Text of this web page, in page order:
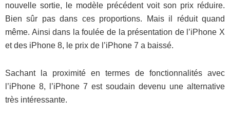
nouvelle sortie, le modèle précédent voit son prix réduire.
Bien sûr pas dans ces proportions. Mais il réduit quand
même. Ainsi dans la foulée de la présentation de l’iPhone X
et des iPhone 8, le prix de l’iPhone 7 a baissé.
Sachant la proximité en termes de fonctionnalités avec
l’iPhone 8, l’iPhone 7 est soudain devenu une alternative
très intéressante.